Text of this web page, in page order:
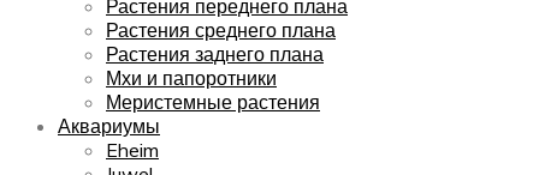
Растения переднего плана
Растения среднего плана
Растения заднего плана
Мхи и папоротники
Меристемные растения
Аквариумы
Eheim